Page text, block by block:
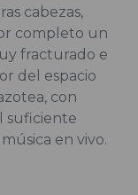
cabezas,
completo un
fracturado e
del espacio
con
suficiente
en vivo.